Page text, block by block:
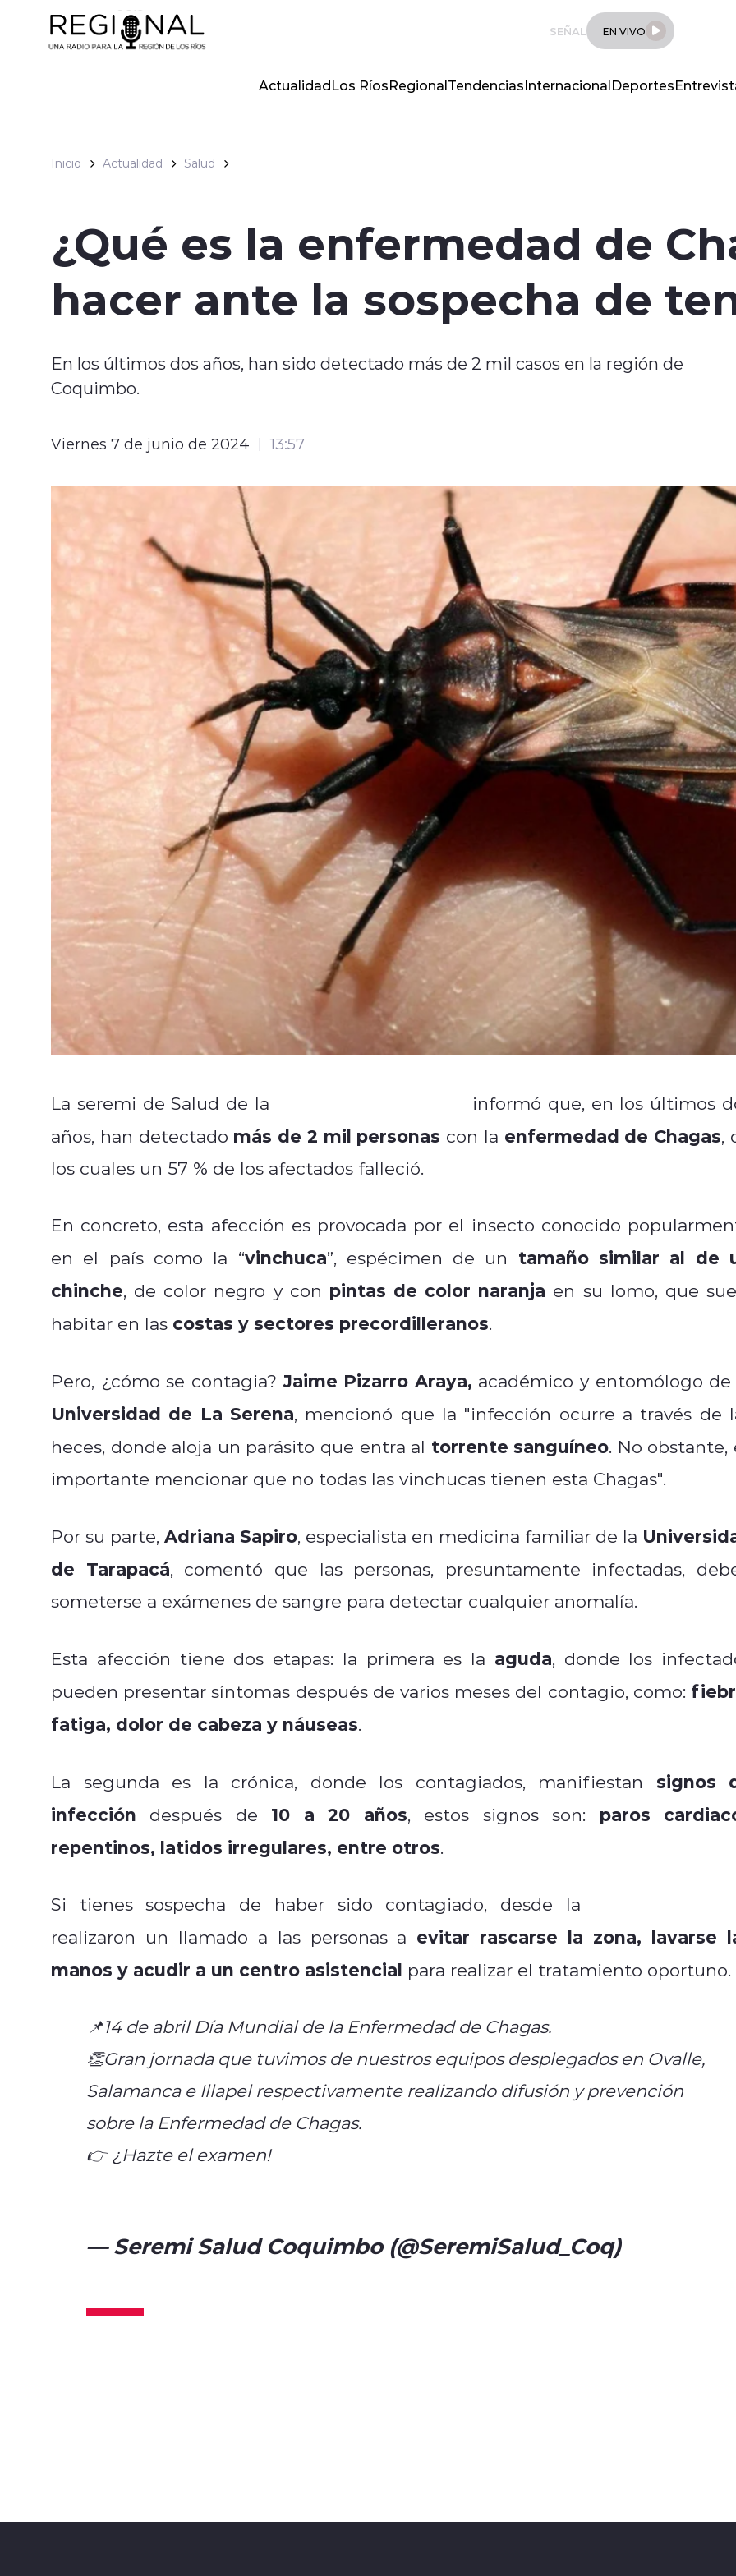
Click acá para ir directamente al contenido
SEÑAL EN VIVO
ActualidadLos RíosRegionalTendenciasInternacionalDeportes
Inicio Actualidad Salud
¿Qué es la enfermedad de
hacer ante la sospecha de
En los últimos dos años, han sido detectado más de 2 mil casos en la región de
Coquimbo.
Viernes 7 de junio de 2024 13:57
La seremi de Salud de la
informó que, en los últimos
años, han detectado más de 2 mil personas con la enfermedad de Chagas,
los cuales un 57 % de los afectados falleció.
En concreto, esta afección es provocada por el insecto conocido
en el país como la “vinchuca”, espécimen de un tamaño similar al de
chinche, de color negro y con pintas de color naranja en su lomo, que
habitar en las costas y sectores precordilleranos.
Pero, ¿cómo se contagia?Jaime Pizarro Araya, académico y entomólogo de
Universidad de La Serena, mencionó que la "infección ocurre a través de
heces, donde aloja un parásito que entra al torrente sanguíneo. No obstante,
importante mencionar que no todas las vinchucas tienen esta Chagas".
Por su parte, Adriana Sapiro, especialista en medicina familiar de la
de Tarapacá, comentó que las personas, presuntamente infectadas,
someterse a exámenes de sangre para detectar cualquier anomalía.
Esta afección tiene dos etapas: la primera es la aguda, donde los
pueden presentar síntomas después de varios meses del contagio, como:
fatiga, dolor de cabeza y náuseas.
La segunda es la crónica, donde los contagiados, manifiestan signos
infección después de 10 a 20 años, estos signos son: paros
repentinos, latidos irregulares, entre otros.
Si tienes sospecha de haber sido contagiado, desde la
realizaron un llamado a las personas a evitar rascarse la zona, lavarse
manos y acudir a un centro asistencial para realizar el tratamiento oportuno.
📌14 de abril Día Mundial de la Enfermedad de Chagas.
👏Gran jornada que tuvimos de nuestros equipos desplegados en Ovalle,
Salamanca e Illapel respectivamente realizando difusión y prevención
sobre la Enfermedad de Chagas.
👉 ¿Hazte el examen!#DiaMundialDeLaEnfermedadDeChagas
— Seremi Salud Coquimbo (@SeremiSalud_Coq)